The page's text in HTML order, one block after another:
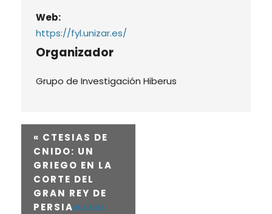
Web:
https://fyl.unizar.es/
Organizador
Grupo de Investigación Hiberus
« CTESIAS DE
CNIDO: UN
GRIEGO EN LA
CORTE DEL
GRAN REY DE
PERSIAMANEL